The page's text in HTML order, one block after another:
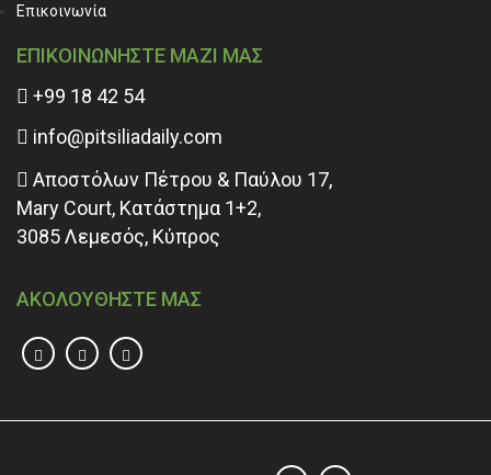
Επικοινωνία
ΕΠΙΚΟΙΝΩΝΗΣΤΕ ΜΑΖΙ ΜΑΣ
+99 18 42 54
info@pitsiliadaily.com
Αποστόλων Πέτρου & Παύλου 17,
Mary Court, Κατάστημα 1+2,
3085 Λεμεσός, Κύπρος
ΑΚΟΛΟΥΘΗΣΤΕ ΜΑΣ